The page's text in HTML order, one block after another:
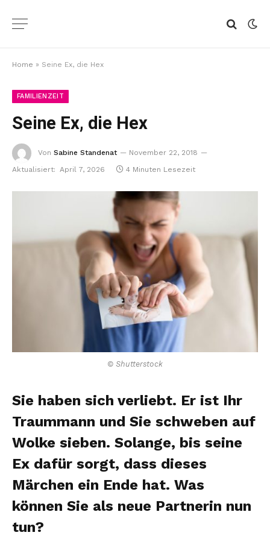
Home » Seine Ex, die Hex
FAMILIENZEIT
Seine Ex, die Hex
Von Sabine Standenat
November 22, 2018
Aktualisiert: April 7, 2026 4 Minuten Lesezeit
© Shutterstock
Sie haben sich verliebt. Er ist Ihr
Traummann und Sie schweben auf
Wolke sieben. Solange, bis seine
Ex dafür sorgt, dass dieses
Märchen ein Ende hat. Was
können Sie als neue Partnerin nun
tun?